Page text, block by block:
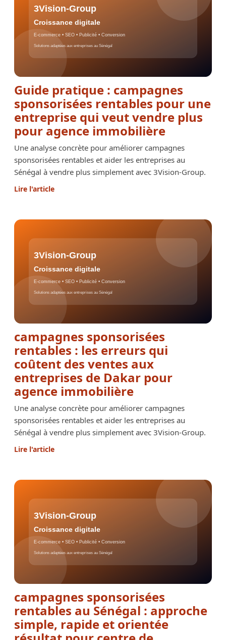
Guide pratique : campagnes
sponsorisées rentables pour une
entreprise qui veut vendre plus
pour agence immobilière
Une analyse concrète pour améliorer campagnes
sponsorisées rentables et aider les entreprises au
Sénégal à vendre plus simplement avec 3Vision-Group.
Lire l'article
campagnes sponsorisées
rentables : les erreurs qui
coûtent des ventes aux
entreprises de Dakar pour
agence immobilière
Une analyse concrète pour améliorer campagnes
sponsorisées rentables et aider les entreprises au
Sénégal à vendre plus simplement avec 3Vision-Group.
Lire l'article
campagnes sponsorisées
rentables au Sénégal : approche
simple, rapide et orientée